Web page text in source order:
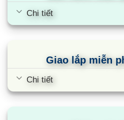
Chi tiết
Giao lắp miễn
Chi tiết